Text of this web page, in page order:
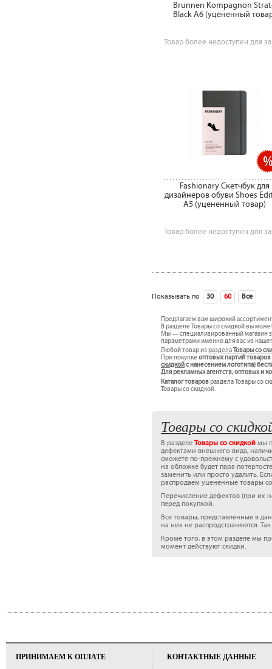
Brunnen Kompagnon
Black A6 (уцененный
Товар более недоступен для
Fashionary Скетчбук для
дизайнеров обуви Shoes
A5 (уцененный товар)
Товар более недоступен для
Показывать по 30 60 Все
Предлагаем вам широкий
В разделе Товары со скидкой вы
Мы — специализированный магазин
параметрами именно для вас из
Любой товар израздела Товары со
При покупке оптовых партий
скидкойc нанесением логотипа)
Для рекламных агентств, оптовых и
Каталог товаровраздела Товары со
Товары со скидкой.
Товары со
В разделе Товары со скидкой мы
дефектами внешнего вида,
сможете по-прежнему с
на обложке будет пара
заменить или просто удалить.
распродаем уцененные товары
Перечисление дефектов (при их
перед покупкой.
Все товары, представленные в
на них не распродстраняются.
Кроме того, в этом разделе мы
момент действуют скидки.
ПРИНИМАЕМ К ОПЛАТЕ КОНТАКТНЫЕ ДАННЫЕ